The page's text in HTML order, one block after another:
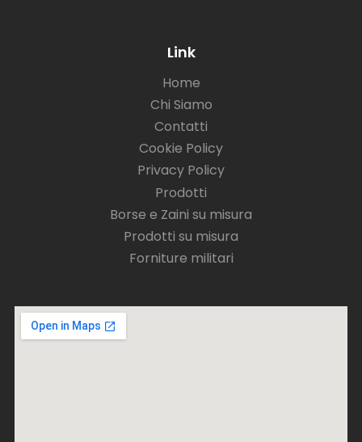
Link
Home
Chi Siamo
Contatti
Cookie Policy
Privacy Policy
Prodotti
Borse e Zaini su misura
Prodotti su misura
Forniture militari